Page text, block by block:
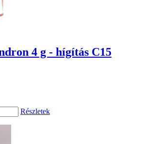
4 g - hígítás C15
Részletek